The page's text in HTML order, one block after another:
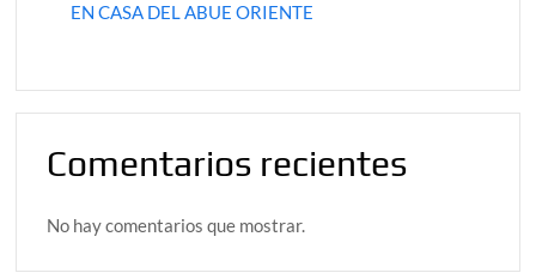
EN CASA DEL ABUE ORIENTE
Comentarios recientes
No hay comentarios que mostrar.